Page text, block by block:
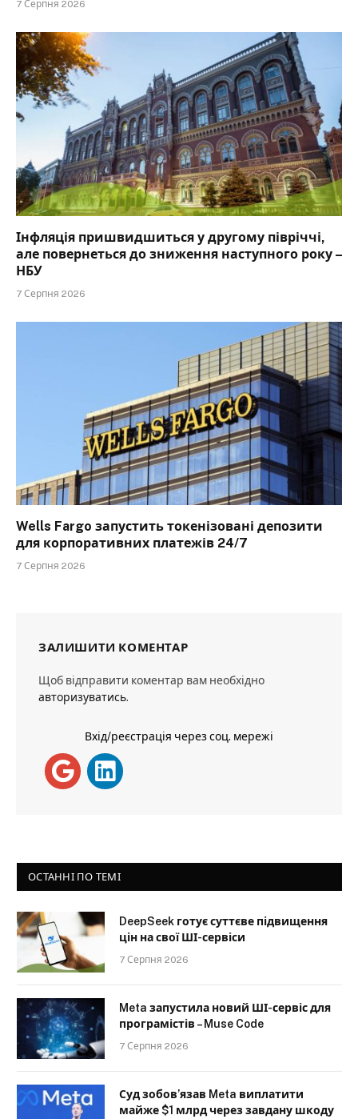
7 Серпня 2026
Інфляція пришвидшиться у другому півріччі,
але повернеться до зниження наступного року –
НБУ
7 Серпня 2026
Wells Fargo запустить токенізовані депозити
для корпоративних платежів 24/7
7 Серпня 2026
ЗАЛИШИТИ КОМЕНТАР
Щоб відправити коментар вам необхідно
авторизуватись.
Вхід/реєстрація через соц. мережі
ОСТАННІ ПО ТЕМІ
DeepSeek готує суттєве підвищення
цін на свої ШІ-сервіси
7 Серпня 2026
Meta запустила новий ШІ-сервіс для
програмістів – Muse Code
7 Серпня 2026
Суд зобов’язав Meta виплатити
майже $1 млрд через завдану шкоду